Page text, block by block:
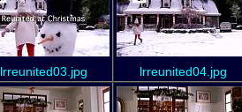
lrreunited03.jpg lrreunited04.jpg